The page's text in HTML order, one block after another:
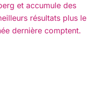
et accumule des
résultats plus le
dernière comptent.